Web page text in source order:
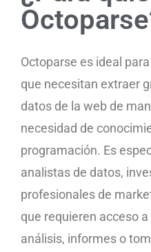
Octoparse es ideal
que necesitan extraer
datos de la web de
necesidad de
programación. Es
analistas de datos,
profesionales de
que requieren acceso
análisis, informes o